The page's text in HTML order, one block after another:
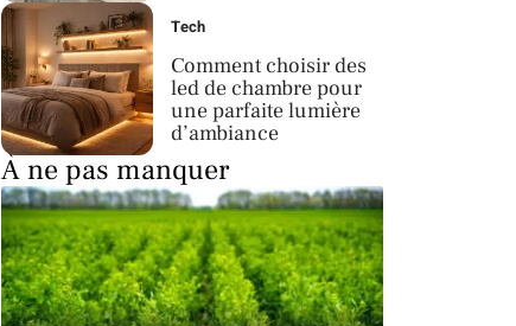
Tech
Comment choisir des
led de chambre pour
une parfaite lumière
d’ambiance
À ne pas manquer